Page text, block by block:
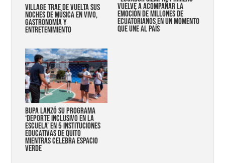
Village trae de vuelta sus
noches de música en vivo,
gastronomía y
entretenimiento
vuelve a acompañar la
emoción de millones de
ecuatorianos en un momento
que une al país
Bupa lanzó su programa
‘Deporte Inclusivo en la
Escuela’ en 5 instituciones
educativas de Quito
mientras celebra espacio
verde